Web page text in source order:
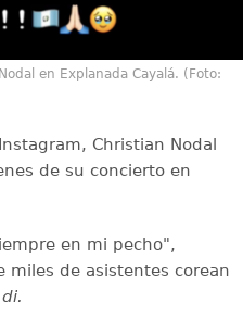
en Explanada Cayalá. (Foto:
Christian Nodal
de su concierto en
en mi pecho",
miles de asistentes corean